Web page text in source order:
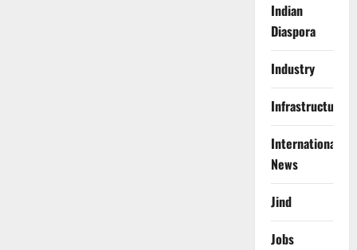
Indian
Diaspora
Industry
Infrastructure
International
News
Jind
Jobs